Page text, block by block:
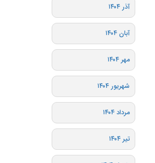
آذر ۱۴۰۴
آبان ۱۴۰۴
مهر ۱۴۰۴
شهریور ۱۴۰۴
مرداد ۱۴۰۴
تیر ۱۴۰۴